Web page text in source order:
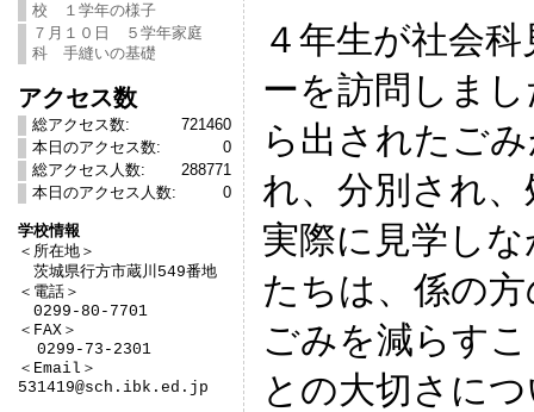
校 １学年の様子
７月１０日 ５学年家庭
科 手縫いの基礎
アクセス数
721460
総アクセス数:
0
本日のアクセス数:
288771
総アクセス人数:
0
本日のアクセス人数:
学校情報
＜所在地＞
茨城県行方市蔵川549番地
＜電話＞
0299-80-7701
＜FAX＞
＜Email＞
531419@sch.ibk.ed.jp
４年生が社会
ーを訪問しま
ら出されたご
れ、分別され
実際に見学し
たちは、係の
ごみを減らす
との大切さに